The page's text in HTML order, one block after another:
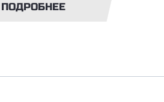
ПОДРОБНЕЕ